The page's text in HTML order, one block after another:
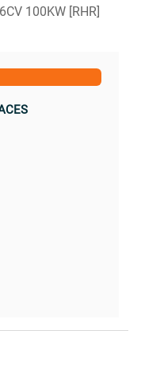
100KW [RHR]